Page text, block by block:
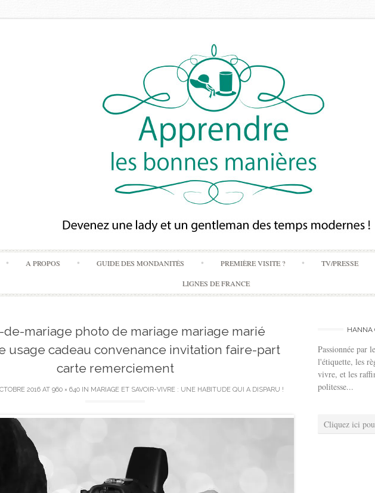
Skip
to
content
A PROPOS GUIDE DES MONDANITÉS PREMIÈRE VISITE ? TV/PRESSE
LIGNES DE FRANCE
de-mariage photo de mariage mariage marié
usage cadeau convenance invitation faire-part
carte remerciement
2016 AT 960 × 640 IN MARIAGE ET SAVOIR-VIVRE : UNE HABITUDE QUI A DISPARU !
HANNA
Passionnée par
l'étiquette, les
vivre, et les
politesse...
Cliquez ici